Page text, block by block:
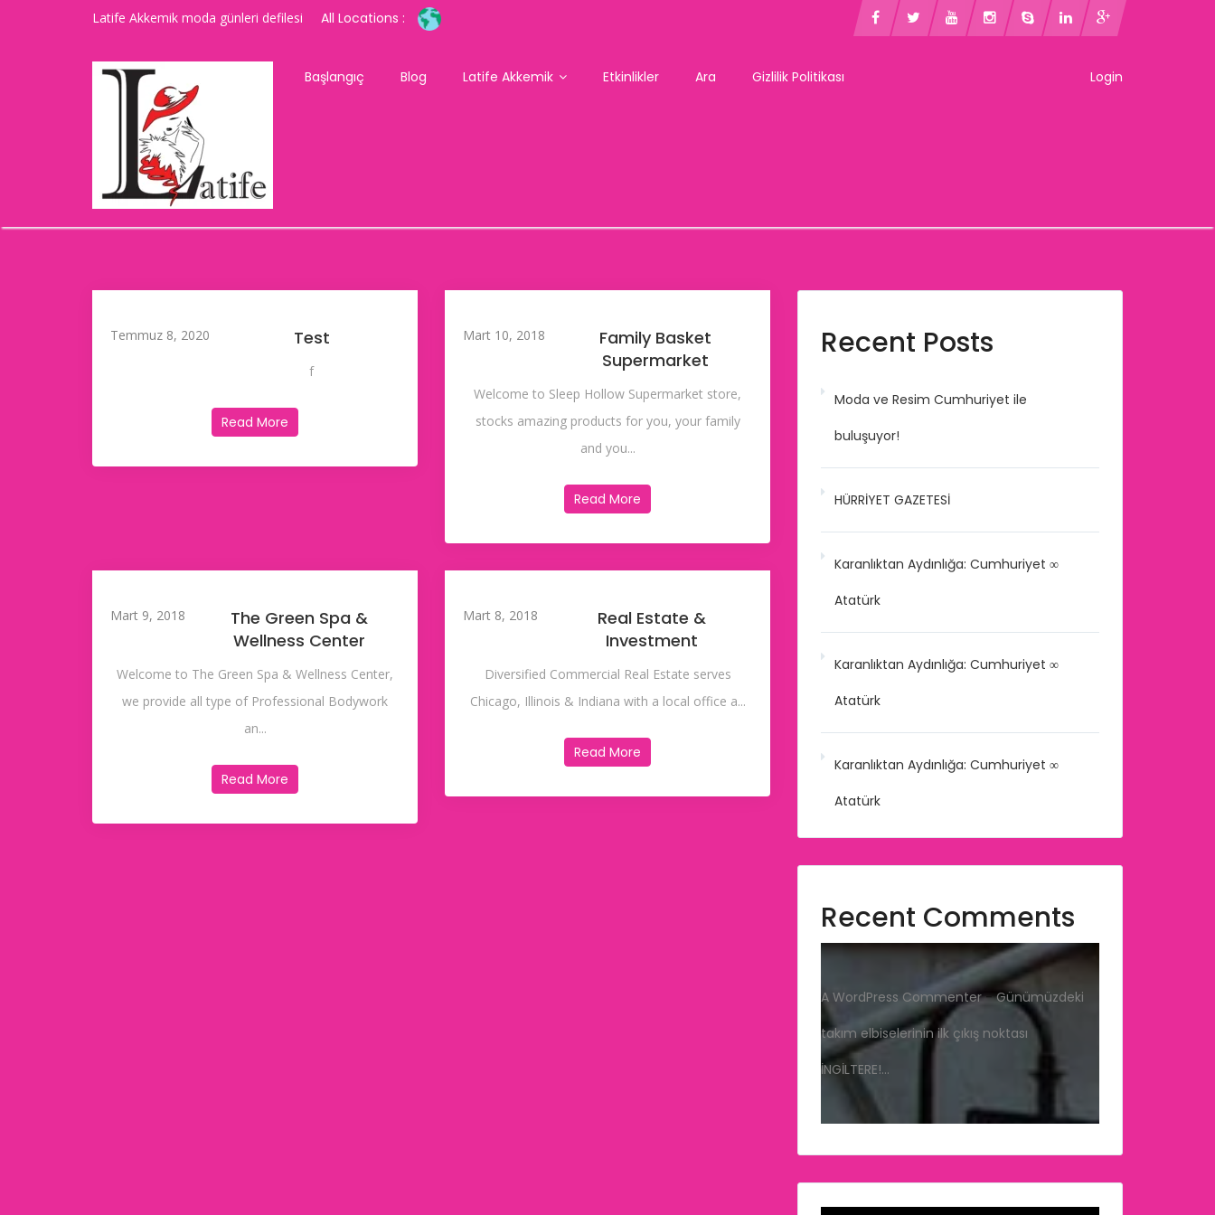
Latife Akkemik moda günleri defilesi All Locations :
Login
Başlangıç Blog Latife Akkemik Etkinlikler Ara Gizlilik Politikası
Temmuz 8, 2020 Test
f
Read More
Mart 10, 2018
Family Basket
Supermarket
Welcome to Sleep Hollow Supermarket store,
stocks amazing products for you, your family
and you...
Read More
Mart 9, 2018
The Green Spa &
Wellness Center
Welcome to The Green Spa & Wellness Center,
we provide all type of Professional Bodywork
an...
Read More
Mart 8, 2018
Real Estate &
Investment
Diversified Commercial Real Estate serves
Chicago, Illinois & Indiana with a local office a...
Read More
Recent Posts
Moda ve Resim Cumhuriyet ile
buluşuyor!
HÜRRİYET GAZETESİ
Karanlıktan Aydınlığa: Cumhuriyet ∞
Atatürk
Karanlıktan Aydınlığa: Cumhuriyet ∞
Atatürk
Karanlıktan Aydınlığa: Cumhuriyet ∞
Atatürk
Recent Comments
A WordPress Commenter-Günümüzdeki
takım elbiselerinin ilk çıkış noktası
İNGİLTERE!…